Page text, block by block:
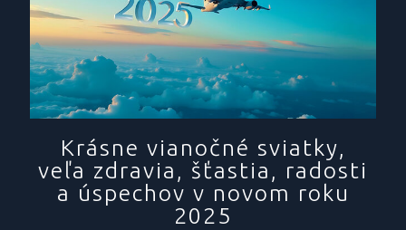
Krásne vianočné sviatky,
veľa zdravia, šťastia, radosti
a úspechov v novom roku
2025